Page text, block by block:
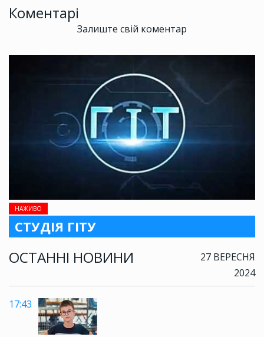
НАЖИВО
СТУДІЯ ГІТУ
ОСТАННІ НОВИНИ
27 ВЕРЕСНЯ
2024
17:43
Коментарі
Залиште свій коментар